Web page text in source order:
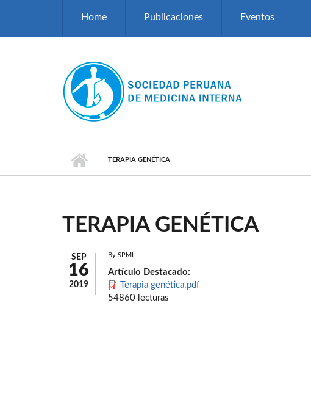
Home Publicaciones Eventos
TERAPIA GENÉTICA
TERAPIA GENÉTICA
SEP
16
2019
By SPMI
Artículo Destacado:
Terapia genética.pdf
54860 lecturas